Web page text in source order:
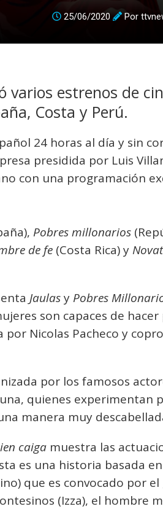
25/06/2020 Por
varios estrenos de
Costa y Perú.
24 horas al día y sin
presidida por Luis
con una programación
Pobres millonarios
de fe (Costa Rica) y
Jaulasy Pobres
son capaces de hacer
Nicolas Pacheco y
por los famosos
quienes experimentan
manera muy
caiga muestra las
es una historia basada
que es convocado por
(Izza), el hombre